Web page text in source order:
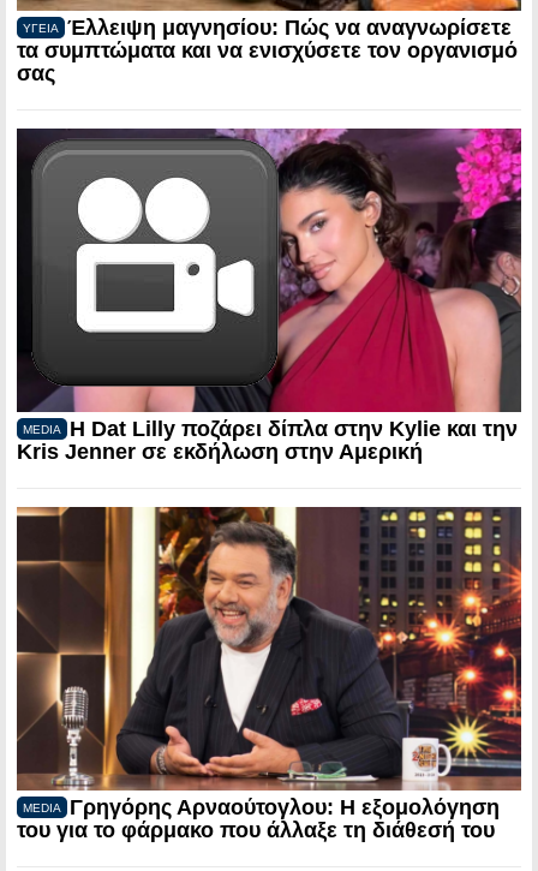
ΥΓΕΙΑ
Έλλειψη μαγνησίου: Πώς να αναγνωρίσετε
τα συμπτώματα και να ενισχύσετε τον οργανισμό
σας
MEDIA
Η Dat Lilly ποζάρει δίπλα στην Kylie και την
Kris Jenner σε εκδήλωση στην Αμερική
MEDIA
Γρηγόρης Αρναούτογλου: Η εξομολόγηση
του για το φάρμακο που άλλαξε τη διάθεσή του